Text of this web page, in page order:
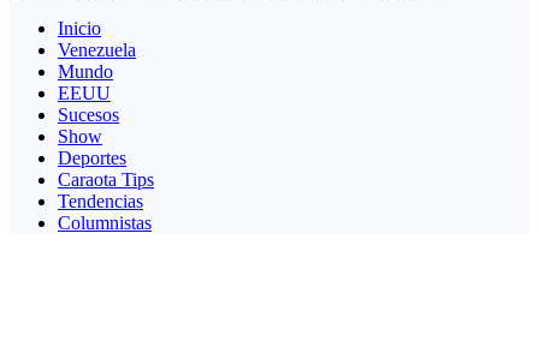
Inicio
Venezuela
Mundo
EEUU
Sucesos
Show
Deportes
Caraota Tips
Tendencias
Columnistas